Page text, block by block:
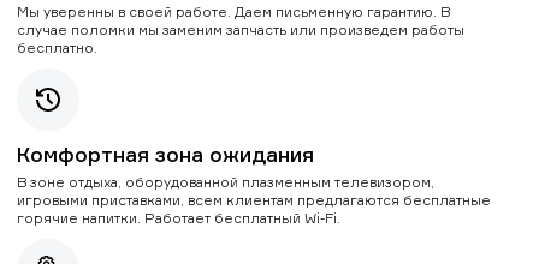
Мы уверенны в своей работе. Даем письменную гарантию. В
случае поломки мы заменим запчасть или произведем работы
бесплатно.
Комфортная зона ожидания
В зоне отдыха, оборудованной плазменным телевизором,
игровыми приставками, всем клиентам предлагаются бесплатные
горячие напитки. Работает бесплатный Wi-Fi.